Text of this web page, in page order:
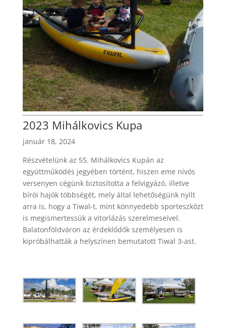
2023 Mihálkovics Kupa
január 18, 2024
Részvételünk az 55. Mihálkovics Kupán az
együttműködés jegyében történt, hiszen eme nívós
versenyen cégünk biztosította a felvigyázó, illetve
bírói hajók többségét, mely által lehetőségünk nyílt
arra is, hogy a Tiwal-t, mint könnyedebb sporteszközt
is megismertessük a vitorlázás szerelmeseivel.
Balatonföldváron az érdeklődők személyesen is
kipróbálhatták a helyszínen bemutatott Tiwal 3-ast.